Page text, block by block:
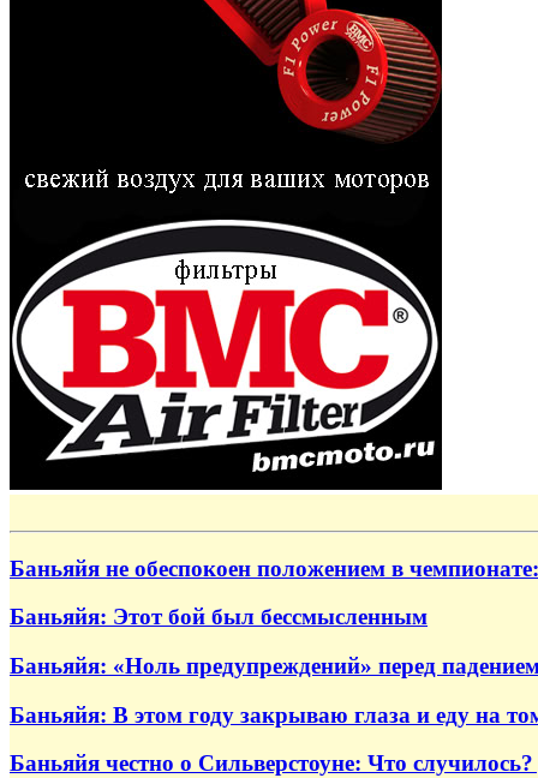
Баньяйя не обеспокоен положением в
Баньяйя: Этот бой был бессмысленным
Баньяйя: «Ноль предупреждений» перед
Баньяйя: В этом году закрываю глаза и еду на
Баньяйя честно о Сильверстоуне: Что